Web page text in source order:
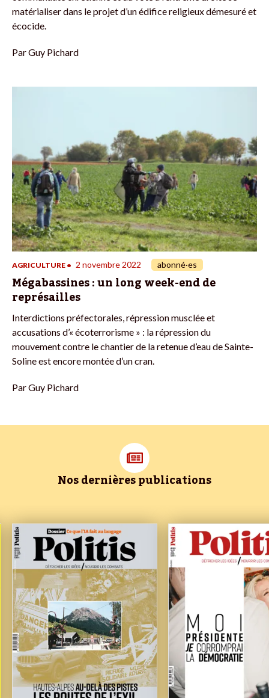
matérialiser dans le projet d’un édifice religieux démesuré et
écocide.
ParGuy Pichard
AGRICULTURE • 2 novembre 2022 abonné·es
Mégabassines : un long week-end de
représailles
Interdictions préfectorales, répression musclée et
accusations d’« écoterrorisme » : la répression du
mouvement contre le chantier de la retenue d’eau de Sainte-
Soline est encore montée d’un cran.
ParGuy Pichard
Nos dernières publications